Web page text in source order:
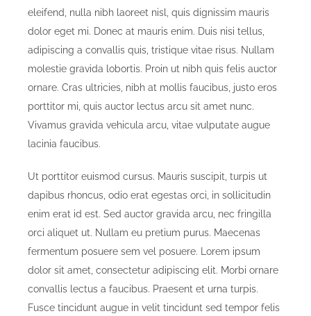
eleifend, nulla nibh laoreet nisl, quis dignissim mauris
dolor eget mi. Donec at mauris enim. Duis nisi tellus,
adipiscing a convallis quis, tristique vitae risus. Nullam
molestie gravida lobortis. Proin ut nibh quis felis auctor
ornare. Cras ultricies, nibh at mollis faucibus, justo eros
porttitor mi, quis auctor lectus arcu sit amet nunc.
Vivamus gravida vehicula arcu, vitae vulputate augue
lacinia faucibus.
Ut porttitor euismod cursus. Mauris suscipit, turpis ut
dapibus rhoncus, odio erat egestas orci, in sollicitudin
enim erat id est. Sed auctor gravida arcu, nec fringilla
orci aliquet ut. Nullam eu pretium purus. Maecenas
fermentum posuere sem vel posuere. Lorem ipsum
dolor sit amet, consectetur adipiscing elit. Morbi ornare
convallis lectus a faucibus. Praesent et urna turpis.
Fusce tincidunt augue in velit tincidunt sed tempor felis